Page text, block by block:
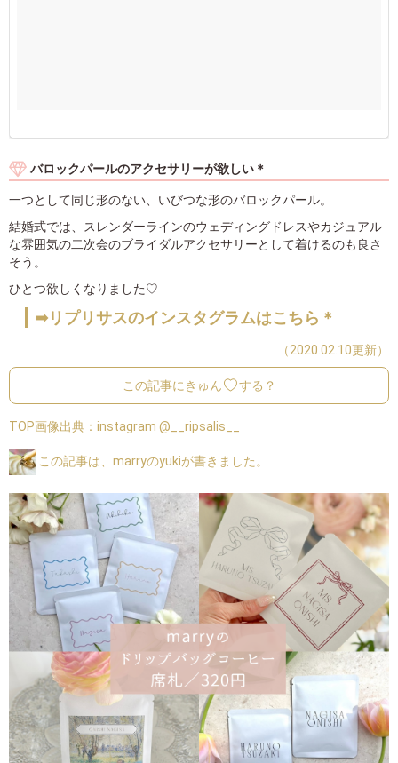
バロックパールのアクセサリーが欲しい＊
一つとして同じ形のない、いびつな形のバロックパール。
結婚式では、スレンダーラインのウェディングドレスやカジュアル
な雰囲気の二次会のブライダルアクセサリーとして着けるのも良さ
そう。
ひとつ欲しくなりました♡
➡リプリサスのインスタグラムはこちら＊
（2020.02.10更新）
この記事にきゅん する？
TOP画像出典： instagram @__ripsalis__
この記事は、marryのyukiが書きました。